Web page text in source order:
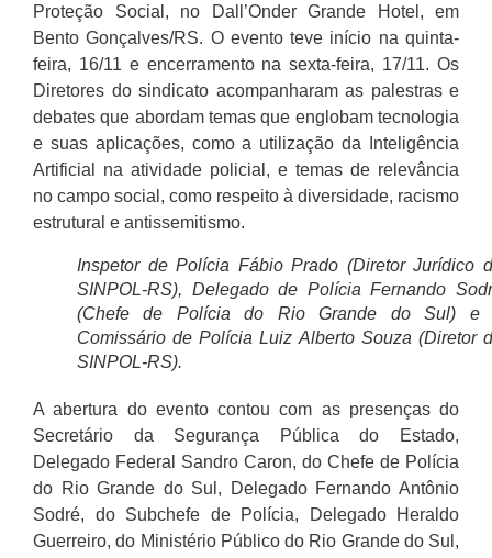
Proteção Social, no Dall’Onder Grande Hotel, em
Bento Gonçalves/RS. O evento teve início na quinta-
feira, 16/11 e encerramento na sexta-feira, 17/11. Os
Diretores do sindicato acompanharam as palestras e
debates que abordam temas que englobam tecnologia
e suas aplicações, como a utilização da Inteligência
Artificial na atividade policial, e temas de relevância
no campo social, como respeito à diversidade, racismo
estrutural e antissemitismo.
Inspetor de Polícia Fábio Prado (Diretor Jurídico
SINPOL-RS), Delegado de Polícia Fernando
(Chefe de Polícia do Rio Grande do Sul) e
Comissário de Polícia Luiz Alberto Souza (Diretor
SINPOL-RS).
A abertura do evento contou com as presenças do
Secretário da Segurança Pública do Estado,
Delegado Federal Sandro Caron, do Chefe de Polícia
do Rio Grande do Sul, Delegado Fernando Antônio
Sodré, do Subchefe de Polícia, Delegado Heraldo
Guerreiro, do Ministério Público do Rio Grande do Sul,